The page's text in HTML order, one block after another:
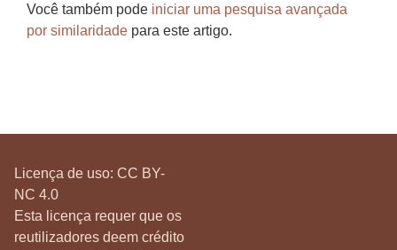
Você também pode iniciar uma pesquisa avançada
por similaridade para este artigo.
Licença de uso: CC BY-
NC 4.0
Esta licença requer que os
reutilizadores deem crédito